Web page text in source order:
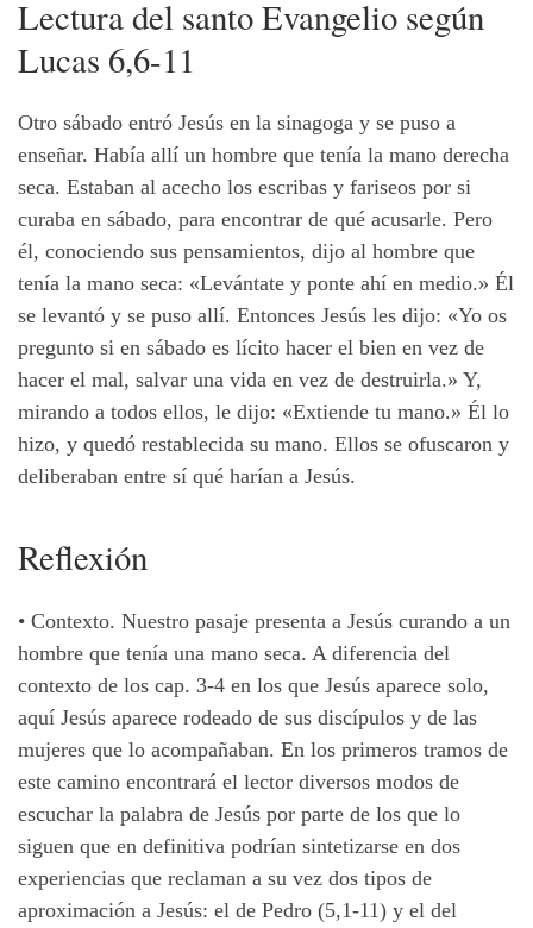
Lectura del santo Evangelio según
Lucas 6,6-11
Otro sábado entró Jesús en la sinagoga y se puso a
enseñar. Había allí un hombre que tenía la mano derecha
seca. Estaban al acecho los escribas y fariseos por si
curaba en sábado, para encontrar de qué acusarle. Pero
él, conociendo sus pensamientos, dijo al hombre que
tenía la mano seca: «Levántate y ponte ahí en medio.» Él
se levantó y se puso allí. Entonces Jesús les dijo: «Yo os
pregunto si en sábado es lícito hacer el bien en vez de
hacer el mal, salvar una vida en vez de destruirla.» Y,
mirando a todos ellos, le dijo: «Extiende tu mano.» Él lo
hizo, y quedó restablecida su mano. Ellos se ofuscaron y
deliberaban entre sí qué harían a Jesús.
Reflexión
• Contexto. Nuestro pasaje presenta a Jesús curando a un
hombre que tenía una mano seca. A diferencia del
contexto de los cap. 3-4 en los que Jesús aparece solo,
aquí Jesús aparece rodeado de sus discípulos y de las
mujeres que lo acompañaban. En los primeros tramos de
este camino encontrará el lector diversos modos de
escuchar la palabra de Jesús por parte de los que lo
siguen que en definitiva podrían sintetizarse en dos
experiencias que reclaman a su vez dos tipos de
aproximación a Jesús: el de Pedro (5,1-11) y el del